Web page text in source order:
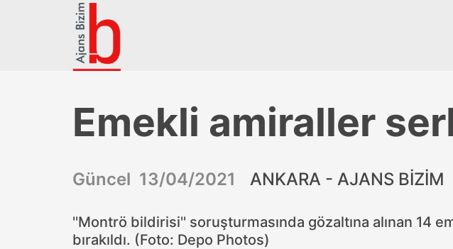
Emekli amiraller
Güncel 13/04/2021 ANKARA - AJANS BİZİM
''Montrö bildirisi'' soruşturmasında gözaltına alınan 14
bırakıldı. (Foto: Depo Photos)